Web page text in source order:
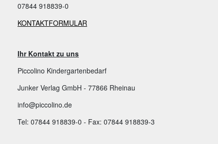
07844 918839-0
KONTAKTFORMULAR
Ihr Kontakt zu uns
Piccolino Kindergartenbedarf
Junker Verlag GmbH - 77866 Rheinau
info@piccolino.de
Tel: 07844 918839-0 - Fax: 07844 918839-3